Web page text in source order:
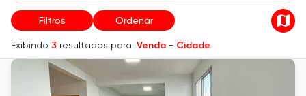
Filtros Ordenar
Exibindo 3 resultados para: Venda - Cidade